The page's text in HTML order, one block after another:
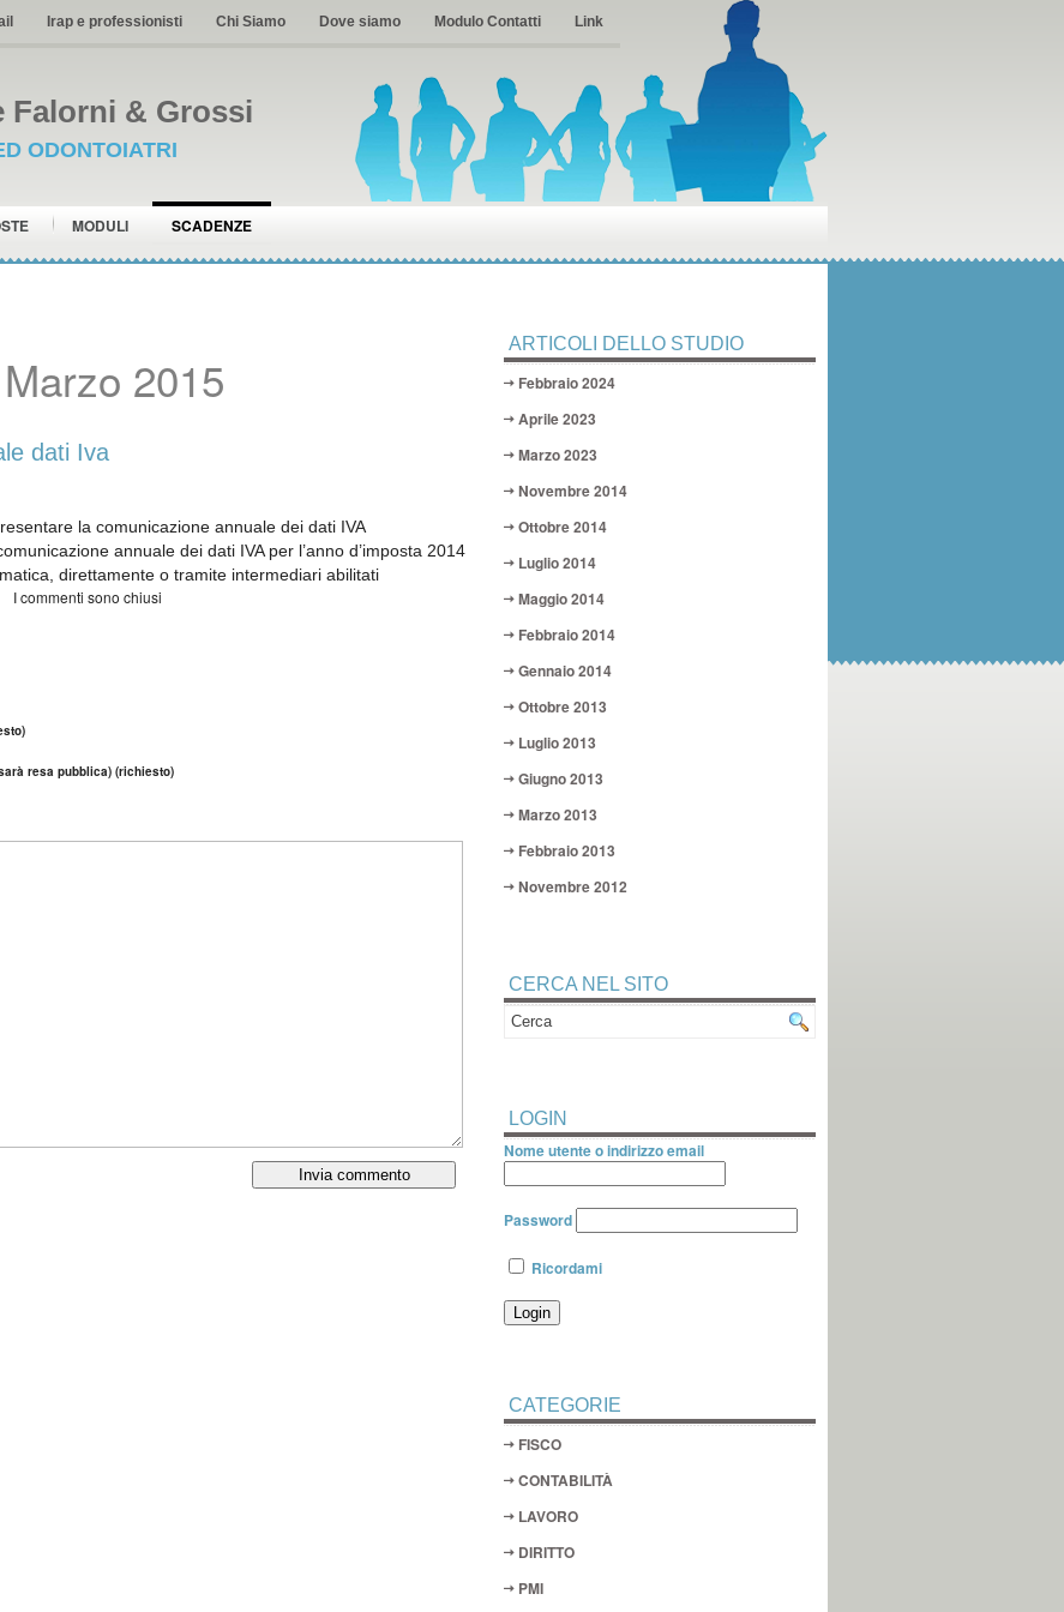
Irap e professionisti Chi Siamo Dove siamo Modulo Contatti Link
Falorni & Grossi
ODONTOIATRI
MODULI SCADENZE
2015
dati Iva
la comunicazione annuale dei dati IVA
annuale dei dati IVA per l’anno d’imposta 2014
direttamente o tramite intermediari abilitati
I commenti sono chiusi
resa pubblica) (richiesto)
ARTICOLI DELLO STUDIO
Febbraio 2024
Aprile 2023
Marzo 2023
Novembre 2014
Ottobre 2014
Luglio 2014
Maggio 2014
Febbraio 2014
Gennaio 2014
Ottobre 2013
Luglio 2013
Giugno 2013
Marzo 2013
Febbraio 2013
Novembre 2012
CERCA NEL SITO
LOGIN
Nome utente o indirizzo email
Password
Ricordami
CATEGORIE
FISCO
CONTABILITÀ
LAVORO
DIRITTO
PMI